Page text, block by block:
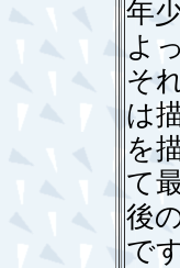
年
よ
そ
は
を
て
後
で